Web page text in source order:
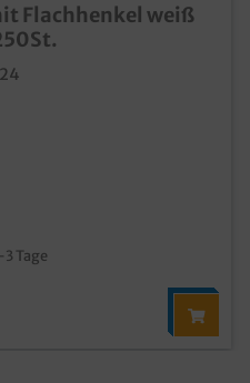
Flachhenkel weiß
Tage